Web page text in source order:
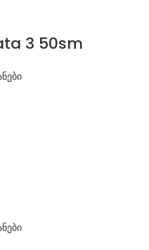
3 50sm